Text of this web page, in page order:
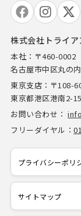
株式会社トライ
本社：〒460-0002
名古屋市中区丸の
東京支店：〒108-
東京都港区港南2-
お問い合わせ：
フリーダイヤル：
プライバシーポリ
サイトマップ